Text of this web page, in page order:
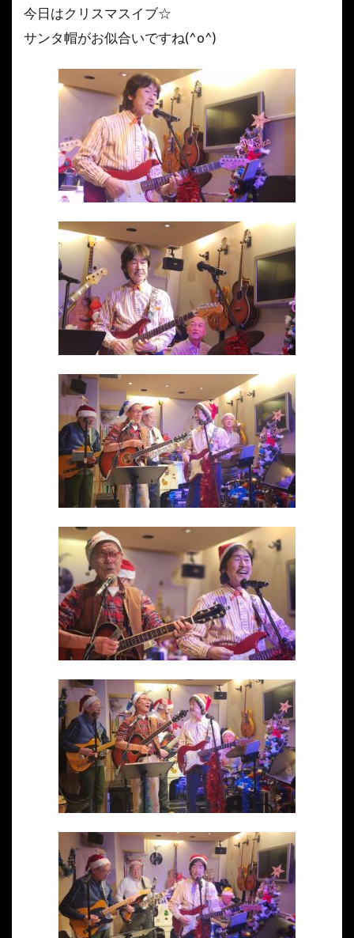
今日はクリスマスイブ☆
サンタ帽がお似合いですね(^o^)